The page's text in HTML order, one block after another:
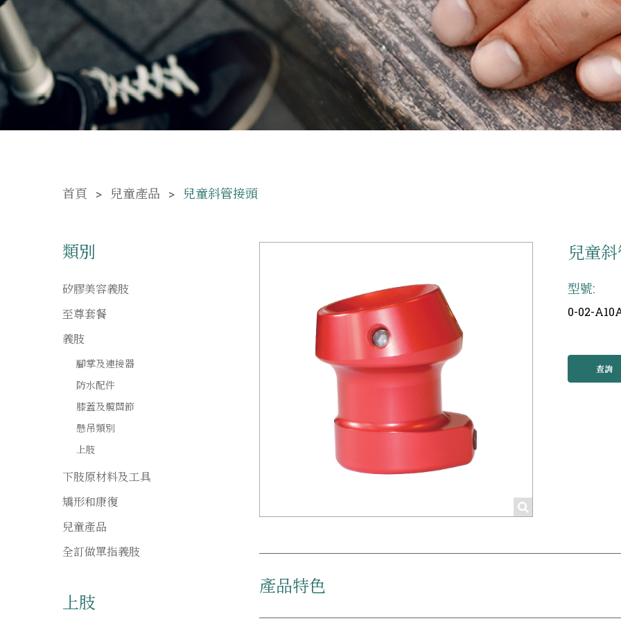
首頁 兒童產品 兒童斜管接頭
類別
矽膠美容義肢
至尊套餐
義肢
腳掌及連接器
防水配件
膝蓋及髖關節
懸吊類別
上肢
下肢原材料及工具
矯形和康復
兒童產品
全訂做單指義肢
上肢
兒童
型號:
0-02-
查詢
產品特色